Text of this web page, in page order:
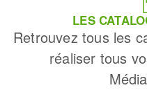
LES
Retrouvez tous les
réaliser tous